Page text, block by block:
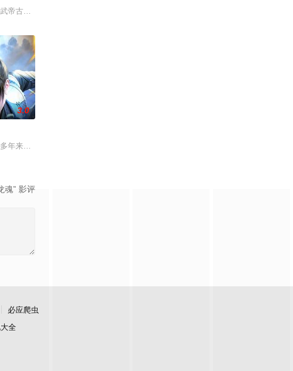
得驱使
就面临着重重危机。是谁将明朝推上了巅峰？是
沙、赤霞峰、风吟山庄、无尘岛、轩辕门五大宗门共同守护，仙道昌盛。可轩辕
帝古飞扬被世界规则所限，修为困在九天武帝境多年，难以突破。为了摆脱困境，
弑神之罪，
典、结合潮流、呈现崭新的花仙子世界。
3.0
年来第一次来临水城选拔弟子，方秦两家围绕这一个将决定二者命运的契机，展开
魂” 影评
必应爬虫
全